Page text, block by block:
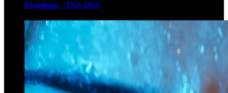
Pragmata - TGS 2025